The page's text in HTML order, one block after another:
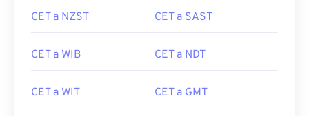
CET a NZST CET a SAST
CET a WIB CET a NDT
CET a WIT CET a GMT